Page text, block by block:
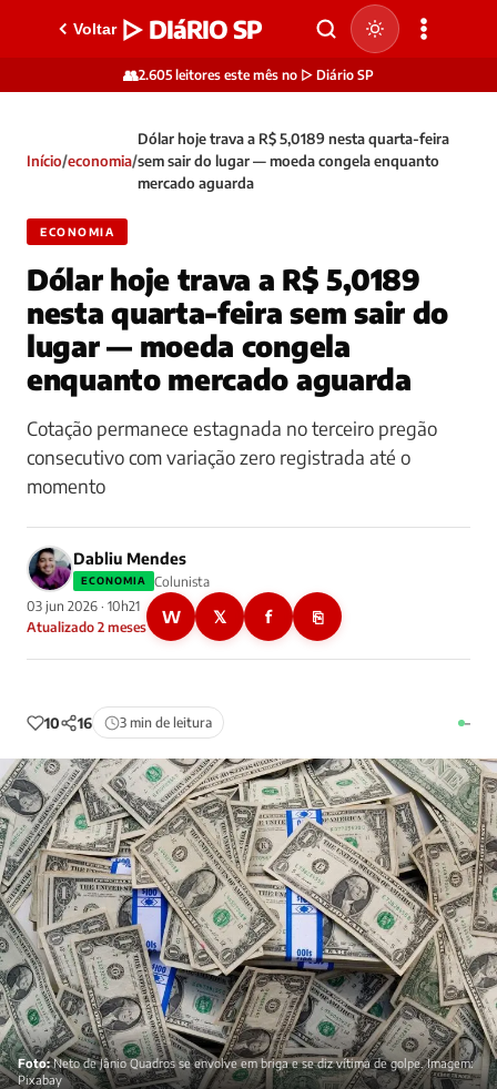
Voltar ▷ DIáRIO SP
👥2.605 leitores este mês no ▷ Diário SP
Início/economia/
Dólar hoje trava a R$ 5,0189 nesta quarta-feira
sem sair do lugar — moeda congela enquanto
mercado aguarda
ECONOMIA
Dólar hoje trava a R$ 5,0189
nesta quarta-feira sem sair do
lugar — moeda congela
enquanto mercado aguarda
Cotação permanece estagnada no terceiro pregão
consecutivo com variação zero registrada até o
momento
Dabliu Mendes
ECONOMIA
Colunista
03 jun 2026 · 10h21
Atualizado 2 meses
W 𝕏 f ⎘
10 16 3 min de leitura –
Foto:Neto de Jânio Quadros se envolve em briga e se diz vítima de golpe. Imagem:
Pixabay